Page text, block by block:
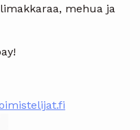
mehua ja